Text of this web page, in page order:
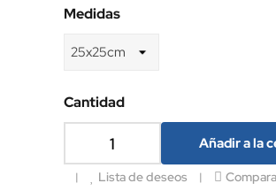
Medidas
Cantidad
Añadir a la
Lista de deseos